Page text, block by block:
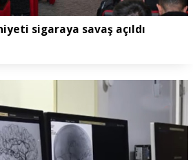
sigaraya savaş açıldı